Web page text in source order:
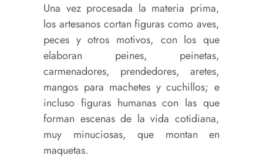
Una vez procesada la materia prima,
los artesanos cortan figuras como aves,
peces y otros motivos, con los que
elaboran peines, peinetas,
carmenadores, prendedores, aretes,
mangos para machetes y cuchillos; e
incluso figuras humanas con las que
forman escenas de la vida cotidiana,
muy minuciosas, que montan en
maquetas.